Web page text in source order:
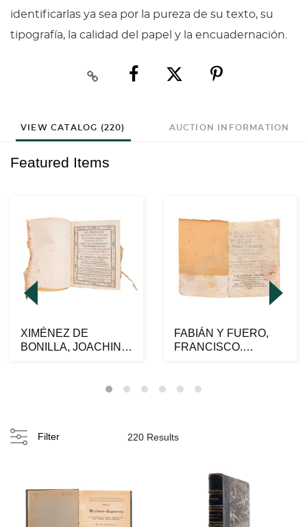
identificarlas ya sea por la pureza de su texto, su
tipografía, la calidad del papel y la encuadernación.
VIEW CATALOG (220) AUCTION INFORMATION
Featured Items
XIMÉNEZ DE
BONILLA, JOACHIN I.
FABIÁN Y FUERO,
FRANCISCO.
Filter 220 Results